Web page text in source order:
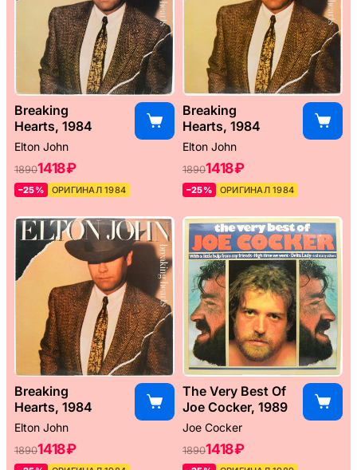
Breaking
Hearts, 1984
Elton John
18901418 ₽
–25% ОРИГИНАЛ 1984
Breaking
Hearts, 1984
Elton John
18901418 ₽
–25% ОРИГИНАЛ 1984
Breaking
Hearts, 1984
Elton John
18901418 ₽
The Very Best Of
Joe Cocker, 1989
Joe Cocker
18901418 ₽